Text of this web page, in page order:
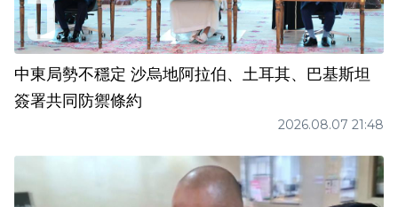
中東局勢不穩定 沙烏地阿拉伯、土耳其、巴基斯坦
簽署共同防禦條約
2026.08.07 21:48